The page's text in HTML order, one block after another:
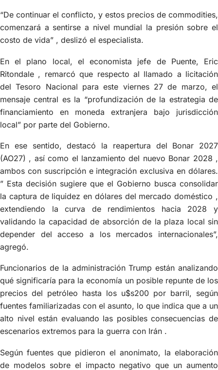
“De continuar el conflicto, y estos precios de commodities,
comenzará a sentirse a nivel mundial la presión sobre el
costo de vida” , deslizó el especialista.
En el plano local, el economista jefe de Puente, Eric
Ritondale , remarcó que respecto al llamado a licitación
del Tesoro Nacional para este viernes 27 de marzo, el
mensaje central es la “profundización de la estrategia de
financiamiento en moneda extranjera bajo jurisdicción
local” por parte del Gobierno.
En ese sentido, destacó la reapertura del Bonar 2027
(AO27) , así como el lanzamiento del nuevo Bonar 2028 ,
ambos con suscripción e integración exclusiva en dólares.
” Esta decisión sugiere que el Gobierno busca consolidar
la captura de liquidez en dólares del mercado doméstico ,
extendiendo la curva de rendimientos hacia 2028 y
validando la capacidad de absorción de la plaza local sin
depender del acceso a los mercados internacionales”,
agregó.
Funcionarios de la administración Trump están analizando
qué significaría para la economía un posible repunte de los
precios del petróleo hasta los u$s200 por barril, según
fuentes familiarizadas con el asunto, lo que indica que a un
alto nivel están evaluando las posibles consecuencias de
escenarios extremos para la guerra con Irán .
Según fuentes que pidieron el anonimato, la elaboración
de modelos sobre el impacto negativo que un aumento